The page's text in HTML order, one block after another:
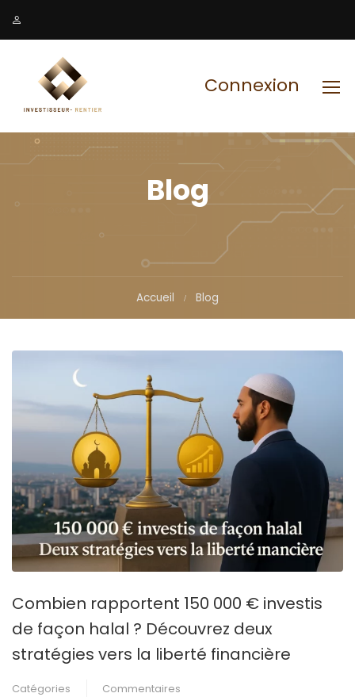
Connexion
Blog
Accueil Blog
Combien rapportent 150 000 € investis
de façon halal ? Découvrez deux
stratégies vers la liberté financière
Catégories Commentaires